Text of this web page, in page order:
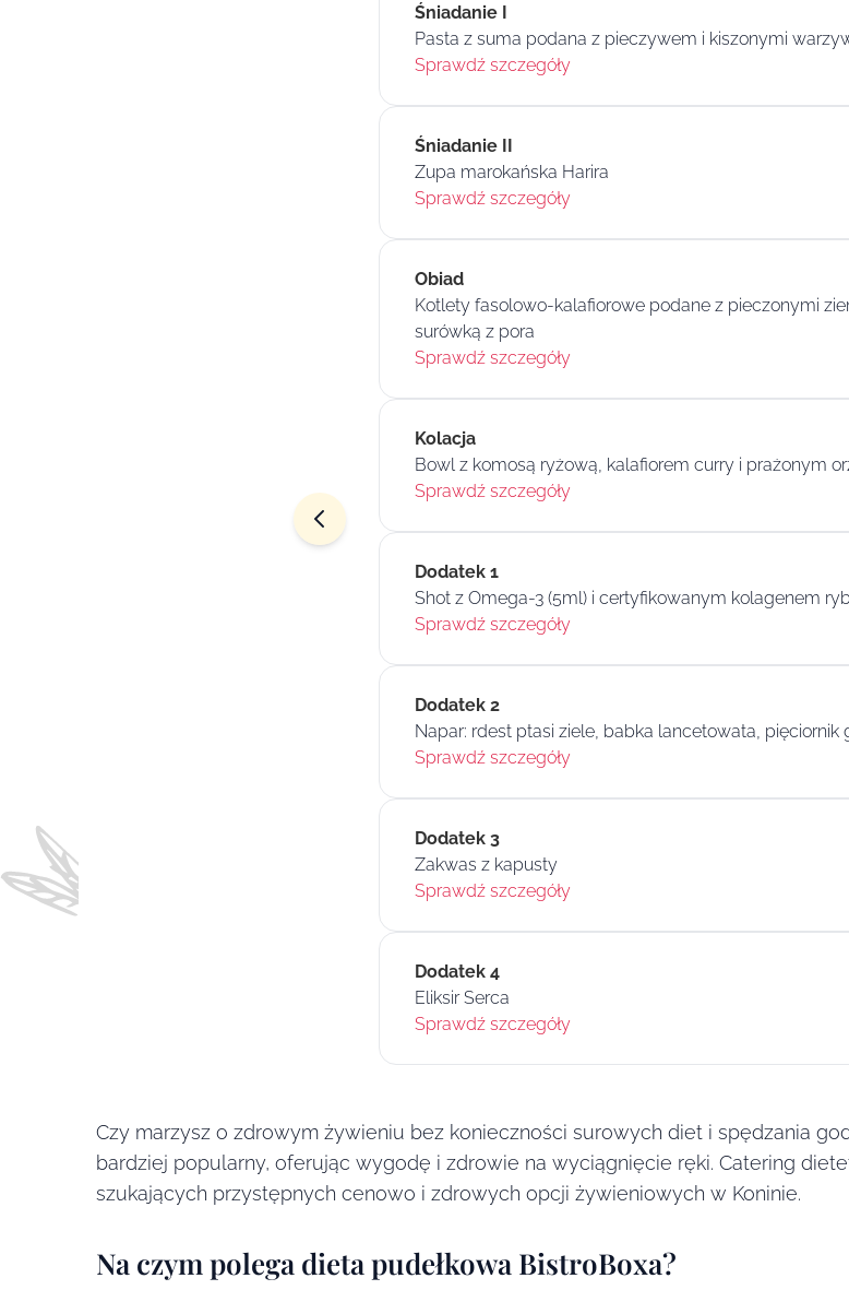
Śniadanie I
Pasta z suma podana z pieczywem i kiszonymi
Sprawdź szczegóły
Śniadanie II
Zupa marokańska Harira
Sprawdź szczegóły
Obiad
Kotlety fasolowo-kalafiorowe podane z pieczonymi
surówką z pora
Sprawdź szczegóły
Kolacja
Bowl z komosą ryżową, kalafiorem curry i prażonym
Sprawdź szczegóły
Dodatek 1
Shot z Omega-3 (5ml) i certyfikowanym kolagenem
Sprawdź szczegóły
Dodatek 2
Napar: rdest ptasi ziele, babka lancetowata, pięciornik
Sprawdź szczegóły
Dodatek 3
Zakwas z kapusty
Sprawdź szczegóły
Dodatek 4
Eliksir Serca
Sprawdź szczegóły
Czy marzysz o zdrowym żywieniu bez konieczności surowych diet i spędzania
bardziej popularny, oferując wygodę i zdrowie na wyciągnięcie ręki. Catering
szukających przystępnych cenowo i zdrowych opcji żywieniowych w Koninie.
Na czym polega dieta pudełkowa BistroBoxa?